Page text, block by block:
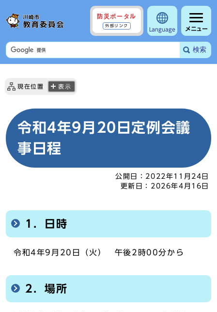
防災ポータル
外部リンク
Language メニュー
検索
現在位置 表示
令和4年9月20日定例会議
事日程
公開日： 2022年11月24日
更新日： 2026年4月16日
1．日時
令和4年9月20日（火） 午後2時00分から
2．場所